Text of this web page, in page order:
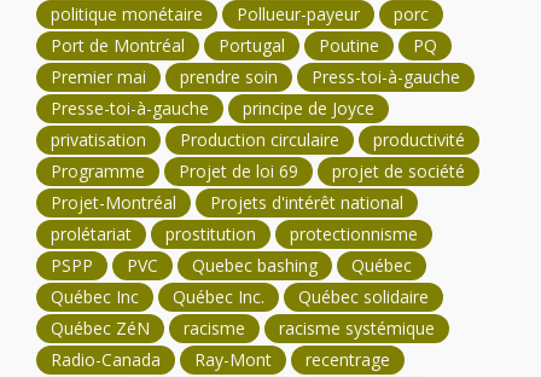
politique monétaire
Pollueur-payeur
porc
Port de Montréal
Portugal Poutine
PQ
Premier mai
prendre soin
Press-toi-à-gauche
Presse-toi-à-gauche
principe de Joyce
privatisation
Production circulaire
productivité
Programme
Projet de loi 69
projet de société
Projet-Montréal
Projets d'intérêt national
prolétariat
prostitution
protectionnisme
PSPP
PVC Quebec bashing
Québec
Québec Inc
Québec Inc.
Québec solidaire
Québec ZéN
racisme
racisme systémique
Radio-Canada
Ray-Mont
recentrage